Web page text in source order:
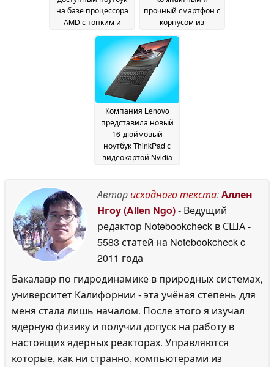
на базе процессора
AMD с тонким и
26
прочный смартфон с
корпусом из
June 2026
Компания Lenovo
представила новый
16-дюймовый
ноутбук ThinkPad с
видеокартой Nvidia
ГБ оперативной
памяти LPCAMM2
June 2026
Авторисходного текста:Аллен
Нгоу (Allen Ngo)- Ведущий
редактор Notebookcheck в США-
5583 статей на Notebookcheckc
2011 года
Бакалавр по гидродинамике в природных системах,
университет Калифорнии - эта учёная степень для
меня стала лишь началом. После этого я изучал
ядерную физику и получил допуск на работу в
настоящих ядерных реакторах. Управляются
которые, как ни странно, компьютерами из